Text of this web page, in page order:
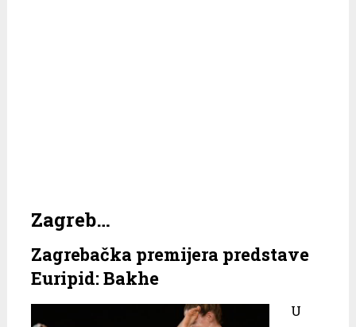
Zagreb…
Zagrebačka premijera predstave
Euripid: Bakhe
U